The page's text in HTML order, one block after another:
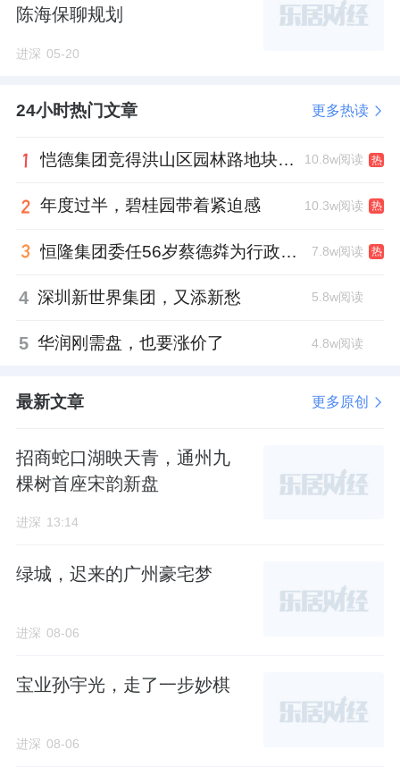
来源：进深
陈海保聊规划
进深 05-20
24小时热门文章 更多热读
恺德集团竞得洪山区园林路地块，引入贝好家C2M产品定位及营销服务 10.8w阅读 热
年度过半，碧桂园带着紧迫感 10.3w阅读 热
恒隆集团委任56岁蔡德粦为行政总裁、年薪2052万港元，曾任星巴克中国CEO 7.8w阅读 热
4 深圳新世界集团，又添新愁 5.8w阅读
5 华润刚需盘，也要涨价了 4.8w阅读
最新文章 更多原创
招商蛇口湖映天青，通州九
棵树首座宋韵新盘
进深 13:14
绿城，迟来的广州豪宅梦
进深 08-06
宝业孙宇光，走了一步妙棋
进深 08-06